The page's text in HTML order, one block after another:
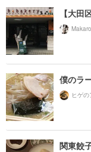
【大田
僕のラ
ヒゲ
関東餃